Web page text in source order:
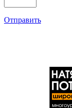
Отправить